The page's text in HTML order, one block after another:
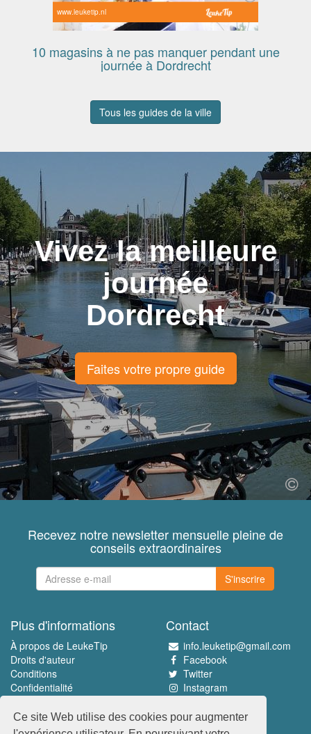
Ce site Web utilise des cookies pour augmenter
www.leuketip.nl
10 magasins à ne pas manquer pendant une
journée à Dordrecht
Tous les guides de la ville
Vivez la meilleure
journée
Dordrecht
Faites votre propre guide
Recevez notre newsletter mensuelle pleine de
conseils extraordinaires
S'inscrire
Plus d'informations
À propos de LeukeTip
Droits d'auteur
Conditions
Confidentialité
Contact
info.leuketip@gmail.com
Facebook
Twitter
Instagram
Découvrez le meilleur